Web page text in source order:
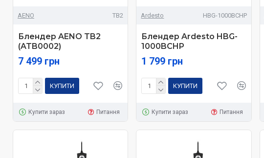
AENO TB2
Блендер AENO TB2
(ATB0002)
7 499 грн
КУПИТИ
Купити зараз Питання
Ardesto HBG-1000BCHP
Блендер Ardesto HBG-
1000BCHP
1 799 грн
КУПИТИ
Купити зараз Питання